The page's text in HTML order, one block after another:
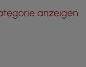
anzeigen